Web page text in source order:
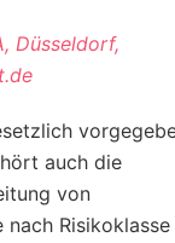
Düsseldorf,
auch die
von
Risikoklasse